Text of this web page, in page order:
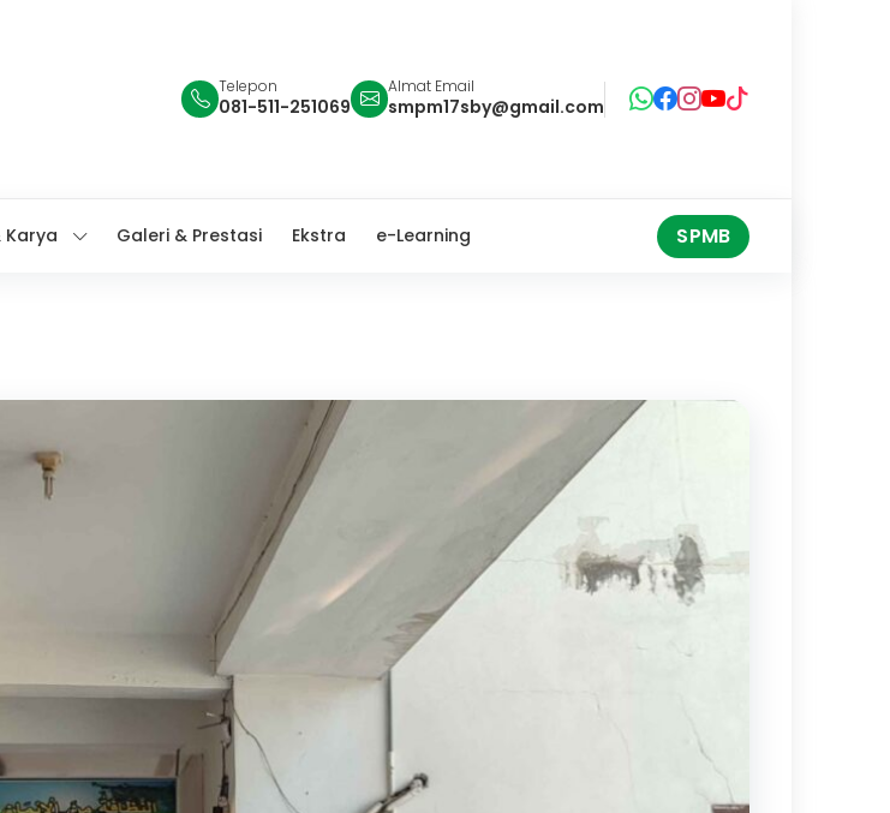
Telepon
081-511-251069
Almat Email
smpm17sby@gmail.com
Karya Galeri & Prestasi Ekstra e-Learning SPMB